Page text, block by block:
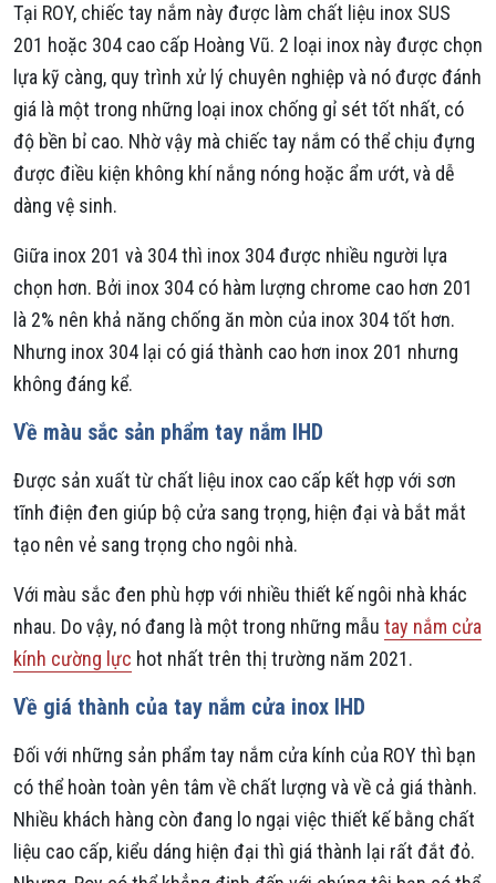
Tại ROY, chiếc tay nắm này được làm chất liệu inox SUS
201 hoặc 304 cao cấp Hoàng Vũ. 2 loại inox này được chọn
lựa kỹ càng, quy trình xử lý chuyên nghiệp và nó được đánh
giá là một trong những loại inox chống gỉ sét tốt nhất, có
độ bền bỉ cao. Nhờ vậy mà chiếc tay nắm có thể chịu đựng
được điều kiện không khí nắng nóng hoặc ẩm ướt, và dễ
dàng vệ sinh.
Giữa inox 201 và 304 thì inox 304 được nhiều người lựa
chọn hơn. Bởi inox 304 có hàm lượng chrome cao hơn 201
là 2% nên khả năng chống ăn mòn của inox 304 tốt hơn.
Nhưng inox 304 lại có giá thành cao hơn inox 201 nhưng
không đáng kể.
Về màu sắc sản phẩm tay nắm IHD
Được sản xuất từ chất liệu inox cao cấp kết hợp với sơn
tĩnh điện đen giúp bộ cửa sang trọng, hiện đại và bắt mắt
tạo nên vẻ sang trọng cho ngôi nhà.
Với màu sắc đen phù hợp với nhiều thiết kế ngôi nhà khác
nhau. Do vậy, nó đang là một trong những mẫu tay nắm cửa
kính cường lực hot nhất trên thị trường năm 2021.
Về giá thành của tay nắm cửa inox IHD
Đối với những sản phẩm tay nắm cửa kính của ROY thì bạn
có thể hoàn toàn yên tâm về chất lượng và về cả giá thành.
Nhiều khách hàng còn đang lo ngại việc thiết kế bằng chất
liệu cao cấp, kiểu dáng hiện đại thì giá thành lại rất đắt đỏ.